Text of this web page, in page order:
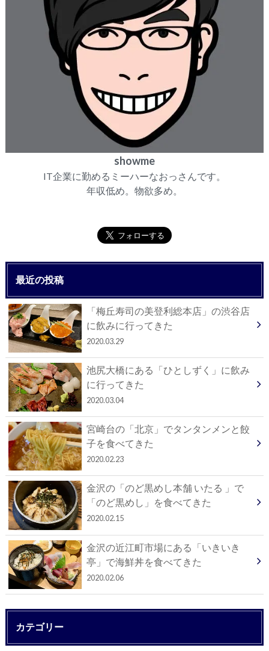
showme
IT企業に勤めるミーハーなおっさんです。
年収低め。物欲多め。
最近の投稿
「梅丘寿司の美登利総本店」の渋谷店
に飲みに行ってきた
2020.03.29
池尻大橋にある「ひとしずく」に飲み
に行ってきた
2020.03.04
宮崎台の「北京」でタンタンメンと餃
子を食べてきた
2020.02.23
金沢の「のど黒めし本舗 いたる 」で
「のど黒めし」を食べてきた
2020.02.15
金沢の近江町市場にある「いきいき
亭」で海鮮丼を食べてきた
2020.02.06
カテゴリー